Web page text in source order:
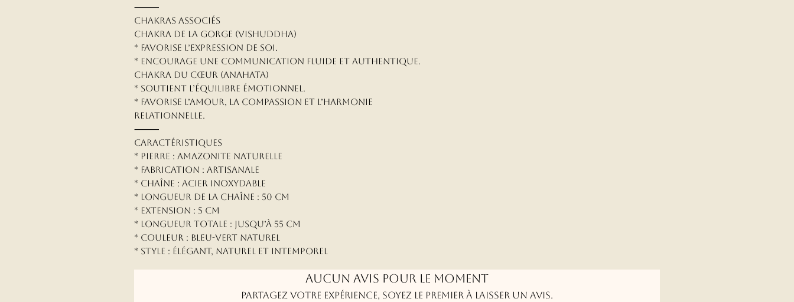
⸻
Chakras associés
Chakra de la Gorge (Vishuddha)
* Favorise l’expression de soi.
* Encourage une communication fluide et authentique.
Chakra du Cœur (Anahata)
* Soutient l’équilibre émotionnel.
* Favorise l’amour, la compassion et l’harmonie
relationnelle.
⸻
Caractéristiques
* Pierre : Amazonite naturelle
* Fabrication : Artisanale
* Chaîne : Acier inoxydable
* Longueur de la chaîne : 50 cm
* Extension : 5 cm
* Longueur totale : jusqu’à 55 cm
* Couleur : Bleu-vert naturel
* Style : Élégant, naturel et intemporel
Aucun avis pour le moment
Partagez votre expérience, soyez le premier à laisser un avis.